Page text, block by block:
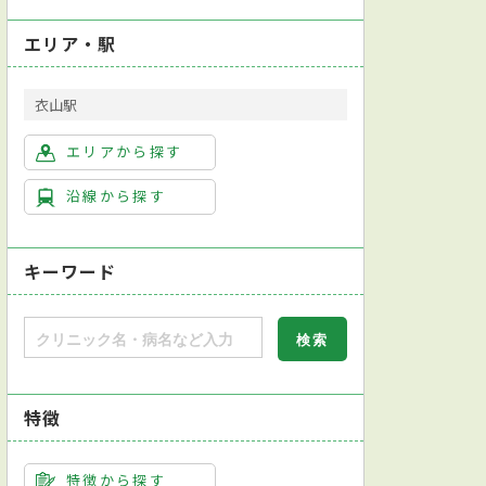
エリア・駅
衣山駅
エリアから探す
沿線から探す
キーワード
特徴
特徴から探す